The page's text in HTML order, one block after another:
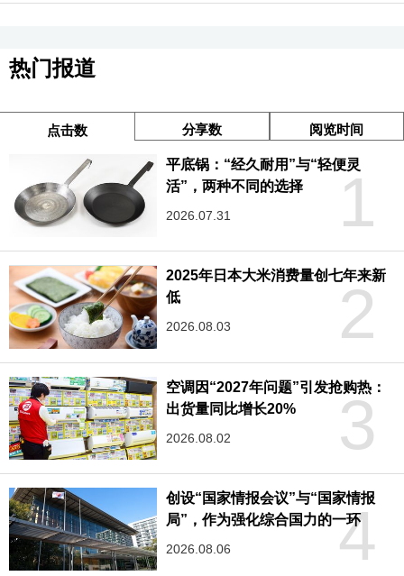
热门报道
点击数 分享数 阅览时间
1
平底锅：“经久耐用”与“轻便灵
活”，两种不同的选择
2026.07.31
2
2025年日本大米消费量创七年来新
低
2026.08.03
3
空调因“2027年问题”引发抢购热：
出货量同比增长20%
2026.08.02
4
创设“国家情报会议”与“国家情报
局”，作为强化综合国力的一环
2026.08.06